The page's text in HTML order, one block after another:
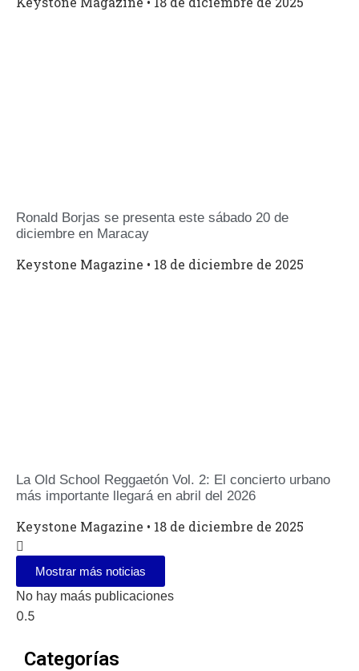
Ronald Borjas se presenta este sábado 20 de
diciembre en Maracay
Keystone Magazine 18 de diciembre de 2025
La Old School Reggaetón Vol. 2: El concierto urbano
más importante llegará en abril del 2026
Keystone Magazine 18 de diciembre de 2025
Mostrar más noticias
No hay maás publicaciones
Categorías